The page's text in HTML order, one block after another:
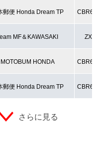
郵便 Honda Dream TP
MF＆KAWASAKI ZX-
MOTOBUM HONDA
郵便 Honda Dream TP
さらに見る